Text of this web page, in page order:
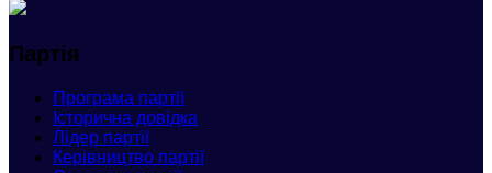
Партія
Програма партії
Історична довідка
Лідер партії
Керівництво партії